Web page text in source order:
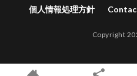
個人情報処理方針
Copyright